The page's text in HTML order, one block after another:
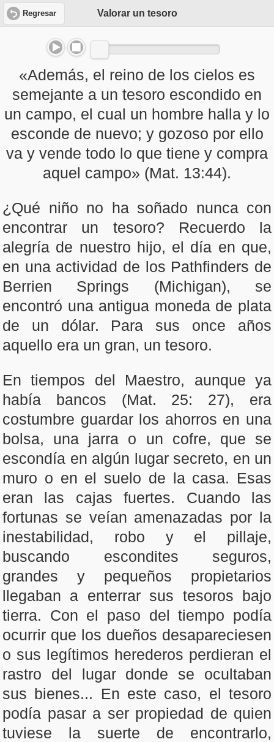
Regresar Valorar un tesoro
«Además, el reino de los cielos es
semejante a un tesoro escondido en
un campo, el cual un hombre halla y lo
esconde de nuevo; y gozoso por ello
va y vende todo lo que tiene y compra
aquel campo» (Mat. 13:44).
¿Qué niño no ha soñado nunca con
encontrar un tesoro? Recuerdo la
alegría de nuestro hijo, el día en que,
en una actividad de los Pathfinders de
Berrien Springs (Michigan), se
encontró una antigua moneda de plata
de un dólar. Para sus once años
aquello era un gran, un tesoro.
En tiempos del Maestro, aunque ya
había bancos (Mat. 25: 27), era
costumbre guardar los ahorros en una
bolsa, una jarra o un cofre, que se
escondía en algún lugar secreto, en un
muro o en el suelo de la casa. Esas
eran las cajas fuertes. Cuando las
fortunas se veían amenazadas por la
inestabilidad, robo y el pillaje,
buscando escondites seguros,
grandes y pequeños propietarios
llegaban a enterrar sus tesoros bajo
tierra. Con el paso del tiempo podía
ocurrir que los dueños desapareciesen
o sus legítimos herederos perdieran el
rastro del lugar donde se ocultaban
sus bienes... En este caso, el tesoro
podía pasar a ser propiedad de quien
tuviese la suerte de encontrarlo,